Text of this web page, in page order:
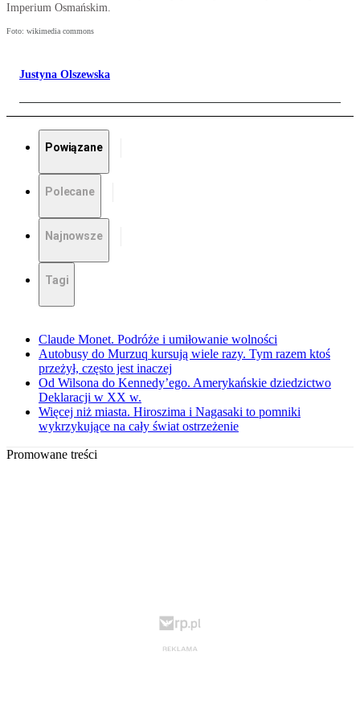
Imperium Osmańskim.
Foto: wikimedia commons
Justyna Olszewska
Powiązane
Polecane
Najnowsze
Tagi
Claude Monet. Podróże i umiłowanie wolności
Autobusy do Murzuq kursują wiele razy. Tym razem ktoś
przeżył, często jest inaczej
Od Wilsona do Kennedy’ego. Amerykańskie dziedzictwo
Deklaracji w XX w.
Więcej niż miasta. Hiroszima i Nagasaki to pomniki
wykrzykujące na cały świat ostrzeżenie
Promowane treści